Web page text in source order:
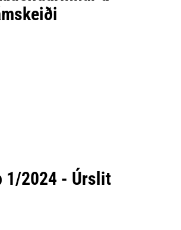
1/2024 - Úrslit